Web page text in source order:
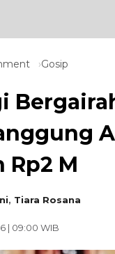
Gosip
Rp2 M
, Tiara Rosana
| 09:00 WIB